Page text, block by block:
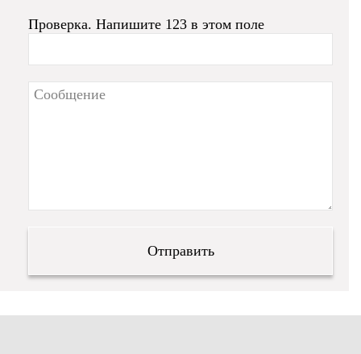
Проверка. Напишите 123 в этом поле